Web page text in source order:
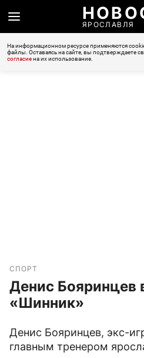
ЯРОСЛАВЛЯ
На информационном ресурсе применяются
файлы. Оставаясь на сайте, вы подтверждаете
согласиена их использование.
СПОРТ
Денис Бояринцев
«Шинник»
Денис Бояринцев, экс-
главным тренером